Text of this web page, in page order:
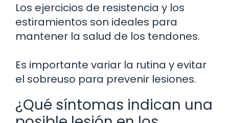
Los ejercicios de resistencia y los
estiramientos son ideales para
mantener la salud de los tendones.
Es importante variar la rutina y evitar
el sobreuso para prevenir lesiones.
¿Qué síntomas indican una